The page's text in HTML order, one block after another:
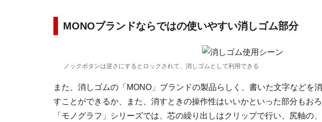
MONOブランドならではの使いやすい消しゴム部分
ノックボタンは逆さにするとロックされて、消しゴムとして利用できる
また、消しゴムの「MONO」ブランドの製品らしく、書いた文字などを
すことができるか、また、消すときの操作性はいいかといった部分もお
「モノグラフ」シリーズでは、芯の繰り出しはクリップで行い、尻軸の